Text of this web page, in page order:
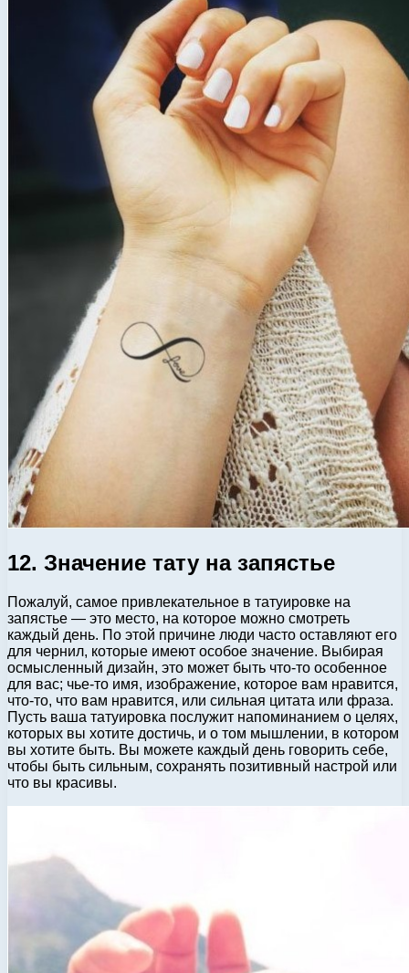
12. Значение тату на запястье
Пожалуй, самое привлекательное в татуировке на
запястье — это место, на которое можно смотреть
каждый день. По этой причине люди часто оставляют его
для чернил, которые имеют особое значение. Выбирая
осмысленный дизайн, это может быть что-то особенное
для вас; чье-то имя, изображение, которое вам нравится,
что-то, что вам нравится, или сильная цитата или фраза.
Пусть ваша татуировка послужит напоминанием о целях,
которых вы хотите достичь, и о том мышлении, в котором
вы хотите быть. Вы можете каждый день говорить себе,
чтобы быть сильным, сохранять позитивный настрой или
что вы красивы.